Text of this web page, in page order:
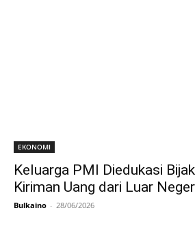
EKONOMI
Keluarga PMI Diedukasi
Kiriman Uang dari Luar
Bulkaino - 28/06/2026